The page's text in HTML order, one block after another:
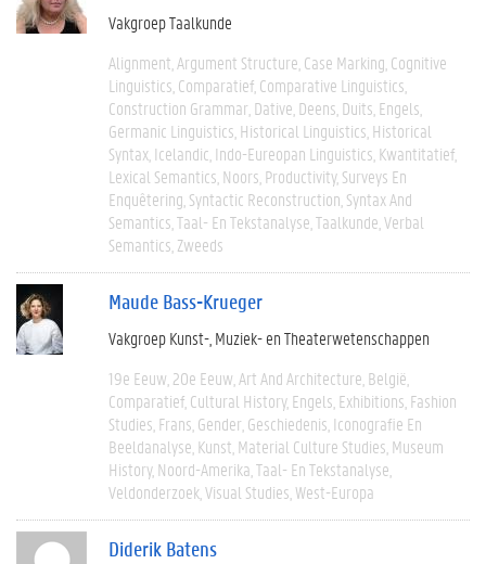
Vakgroep Taalkunde
Alignment Argument Structure Case Marking Cognitive
Linguistics Comparatief Comparative Linguistics
Construction Grammar Dative Deens Duits Engels
Germanic Linguistics Historical Linguistics Historical
Syntax Icelandic Indo-Eureopan Linguistics Kwantitatief
Lexical Semantics Noors Productivity Surveys En
Enquêtering Syntactic Reconstruction Syntax And
Semantics Taal- En Tekstanalyse Taalkunde Verbal
Semantics Zweeds
Maude Bass-Krueger
Vakgroep Kunst-, Muziek- en Theaterwetenschappen
19e Eeuw 20e Eeuw Art And Architecture België
Comparatief Cultural History Engels Exhibitions Fashion
Studies Frans Gender Geschiedenis Iconografie En
Beeldanalyse Kunst Material Culture Studies Museum
History Noord-Amerika Taal- En Tekstanalyse
Veldonderzoek Visual Studies West-Europa
Diderik Batens